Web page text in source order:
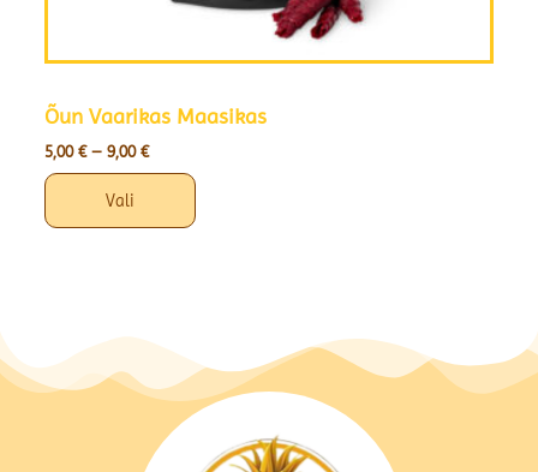
Õun Vaarikas Maasikas
5,00€ – 9,00€
Vali